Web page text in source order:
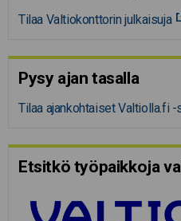
Tilaa Valtiokonttorin julkaisuja
Pysy ajan tasalla
Tilaa ajankohtaiset Valtiolla.fi
Etsitkö työpaikkoja